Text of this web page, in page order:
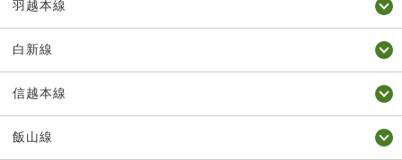
羽越本線
白新線
信越本線
飯山線